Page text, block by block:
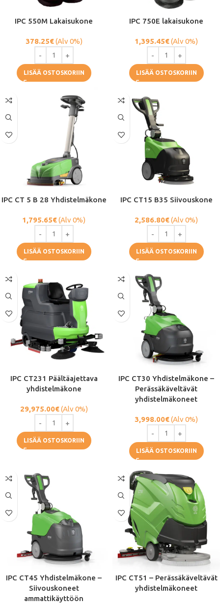
IPC 550M Lakaisukone
378.25€(Alv 0%)
LISÄÄ OSTOSKORIIN
IPC 750E lakaisukone
1,395.45€(Alv 0%)
LISÄÄ OSTOSKORIIN
IPC CT 5 B 28 Yhdistelmäkone
1,795.65€(Alv 0%)
LISÄÄ OSTOSKORIIN
IPC CT15 B35 Siivouskone
2,586.80€(Alv 0%)
LISÄÄ OSTOSKORIIN
IPC CT231 Päältäajettava
yhdistelmäkone
29,975.00€(Alv 0%)
LISÄÄ OSTOSKORIIN
IPC CT30 Yhdistelmäkone –
Perässäkäveltävät
yhdistelmäkoneet
3,998.00€(Alv 0%)
LISÄÄ OSTOSKORIIN
IPC CT45 Yhdistelmäkone –
Siivouskoneet
ammattikäyttöön
IPC CT51 – Perässäkäveltävät
yhdistelmäkoneet